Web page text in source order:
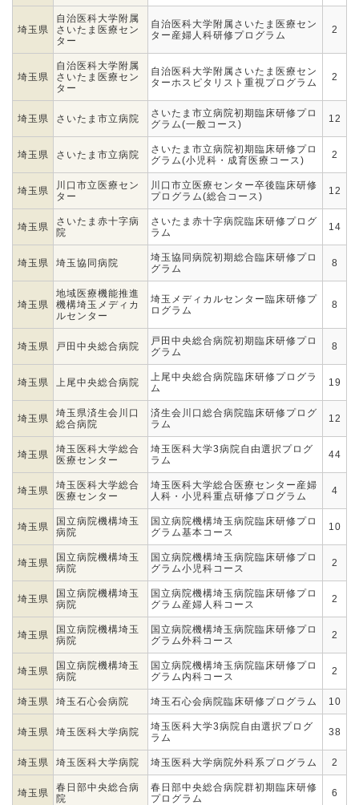
埼玉県
自治医科大学附属
さいたま医療セン
ター
自治医科大学附属さいたま医療セン
ター産婦人科研修プログラム
2
埼玉県
自治医科大学附属
さいたま医療セン
ター
自治医科大学附属さいたま医療セン
ターホスピタリスト重視プログラム
2
埼玉県 さいたま市立病院
さいたま市立病院初期臨床研修プロ
グラム(一般コース)
12
埼玉県 さいたま市立病院
さいたま市立病院初期臨床研修プロ
グラム(小児科・成育医療コース)
2
埼玉県
川口市立医療セン
ター
川口市立医療センター卒後臨床研修
プログラム(総合コース)
12
埼玉県
さいたま赤十字病
院
さいたま赤十字病院臨床研修プログ
ラム
14
埼玉県 埼玉協同病院
埼玉協同病院初期総合臨床研修プロ
グラム
8
埼玉県
地域医療機能推進
機構埼玉メディカ
ルセンター
埼玉メディカルセンター臨床研修プ
ログラム
8
埼玉県 戸田中央総合病院
戸田中央総合病院初期臨床研修プロ
グラム
8
埼玉県 上尾中央総合病院
上尾中央総合病院臨床研修プログラ
ム
19
埼玉県
埼玉県済生会川口
総合病院
済生会川口総合病院臨床研修プログ
ラム
12
埼玉県
埼玉医科大学総合
医療センター
埼玉医科大学3病院自由選択プログ
ラム
44
埼玉県
埼玉医科大学総合
医療センター
埼玉医科大学総合医療センター産婦
人科・小児科重点研修プログラム
4
埼玉県
国立病院機構埼玉
病院
国立病院機構埼玉病院臨床研修プロ
グラム基本コース
10
埼玉県
国立病院機構埼玉
病院
国立病院機構埼玉病院臨床研修プロ
グラム小児科コース
2
埼玉県
国立病院機構埼玉
病院
国立病院機構埼玉病院臨床研修プロ
グラム産婦人科コース
2
埼玉県
国立病院機構埼玉
病院
国立病院機構埼玉病院臨床研修プロ
グラム外科コース
2
埼玉県
国立病院機構埼玉
病院
国立病院機構埼玉病院臨床研修プロ
グラム内科コース
2
埼玉県 埼玉石心会病院 埼玉石心会病院臨床研修プログラム 10
埼玉県 埼玉医科大学病院
埼玉医科大学3病院自由選択プログ
ラム
38
埼玉県 埼玉医科大学病院 埼玉医科大学病院外科系プログラム 2
埼玉県
春日部中央総合病
院
春日部中央総合病院群初期臨床研修
プログラム
6